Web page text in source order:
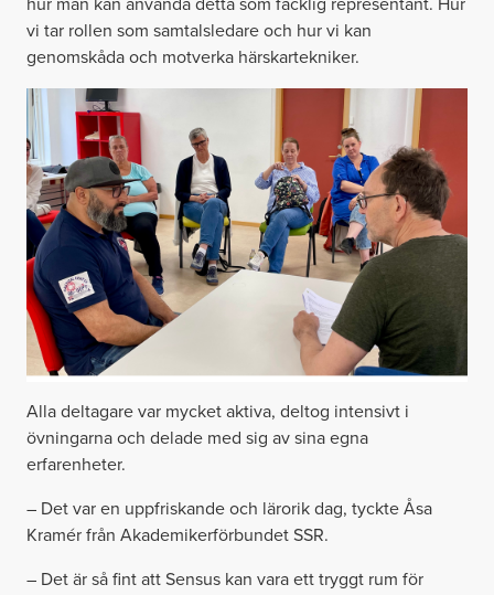
vi tar rollen som samtalsledare och hur vi kan
genomskåda och motverka härskartekniker.
Alla deltagare var mycket aktiva, deltog intensivt i
övningarna och delade med sig av sina egna
erfarenheter.
– Det var en uppfriskande och lärorik dag, tyckte Åsa
Kramér från Akademikerförbundet SSR.
– Det är så fint att Sensus kan vara ett tryggt rum för